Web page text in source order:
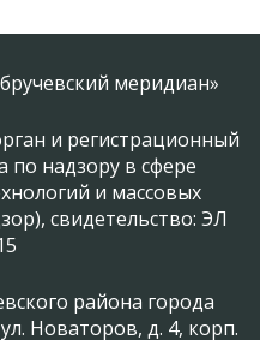
меридиан»
и регистрационный
по надзору в сфере
и массовых
свидетельство: ЭЛ
района города
Новаторов, д. 4, корп.